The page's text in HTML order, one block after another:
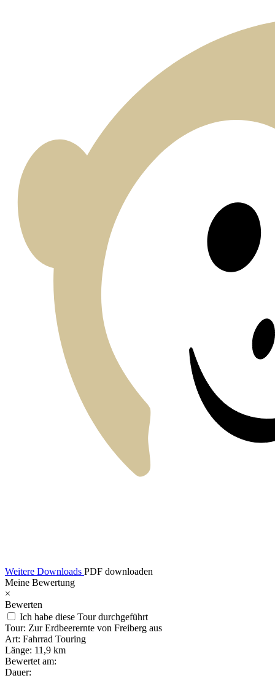
Weitere Downloads PDF downloaden
Meine Bewertung
×
Bewerten
Ich habe diese Tour durchgeführt
Tour: Zur Erdbeerernte von Freiberg aus
Art: Fahrrad Touring
Länge: 11,9 km
Bewertet am:
Dauer: